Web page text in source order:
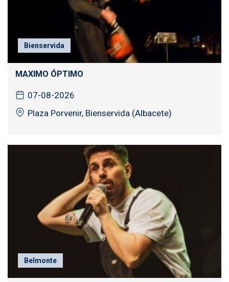
Bienservida
MAXIMO ÓPTIMO
07-08-2026
Plaza Porvenir, Bienservida (Albacete)
Belmonte